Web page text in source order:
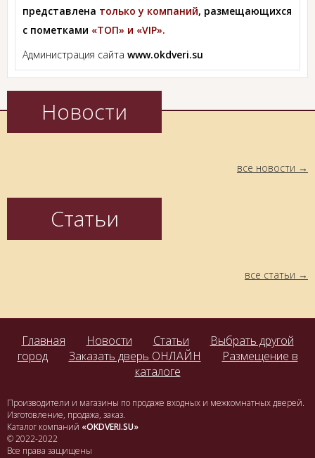
представлена только у компаний, размещающихся
с пометками «ТОП» и «VIP».
Администрация сайта www.okdveri.su
Новости
все новости
Статьи
все статьи
Главная Новости Статьи
Выбрать другой
город
Заказать дверь ОНЛАЙН
Размещение в
каталоге
Производители и магазины по продаже входных и межкомнатных дверей.
Изготовление, продажа, заказ.
Каталог компаний «OKDVERI.SU»
© 2022-2022
Все права защищены